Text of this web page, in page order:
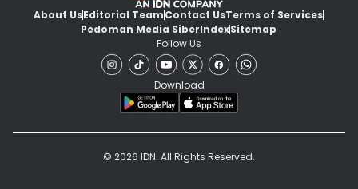
About UsEditorial TeamContact UsTerms of Services
Pedoman Media SiberIndexSitemap
Follow Us
Download
© 2026 IDN. All Rights Reserved.